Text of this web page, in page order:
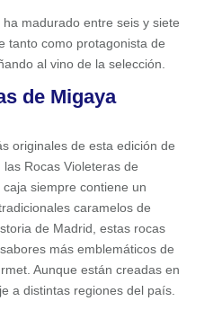
madurado entre seis y siete
tanto como protagonista de
al vino de la selección.
de Migaya
originales de esta edición de
Rocas Violeteras de
caja siempre contiene un
caramelos de
de Madrid, estas rocas
más emblemáticos de
Aunque están creadas en
a distintas regiones del país.